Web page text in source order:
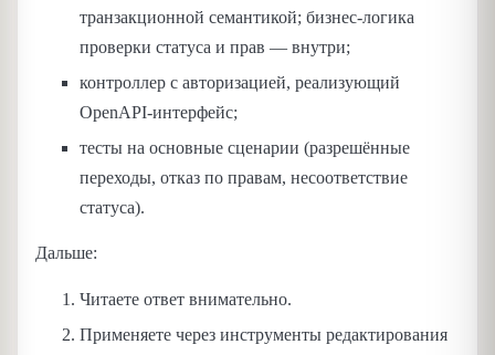
транзакционной семантикой; бизнес-логика
проверки статуса и прав — внутри;
контроллер с авторизацией, реализующий
OpenAPI-интерфейс;
тесты на основные сценарии (разрешённые
переходы, отказ по правам, несоответствие
статуса).
Дальше:
Читаете ответ внимательно.
Применяете через инструменты редактирования